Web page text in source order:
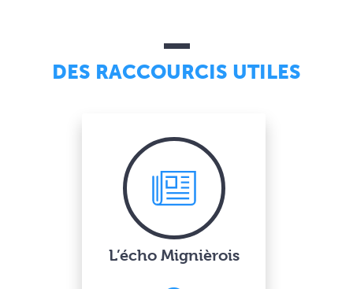
DES RACCOURCIS UTILES
L’écho Mignièrois